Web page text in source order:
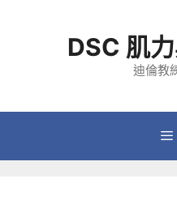
容
DSC 肌
迪倫教